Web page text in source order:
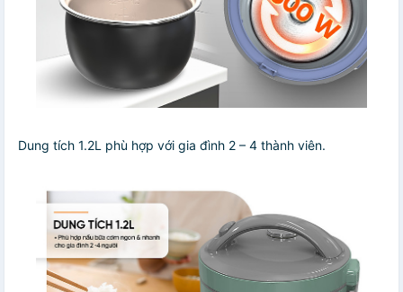
Dung tích 1.2L phù hợp với gia đình 2 – 4 thành viên.